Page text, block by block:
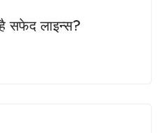
सफेद लाइन्स?